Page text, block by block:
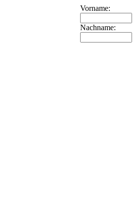
Vorname:
Nachname: